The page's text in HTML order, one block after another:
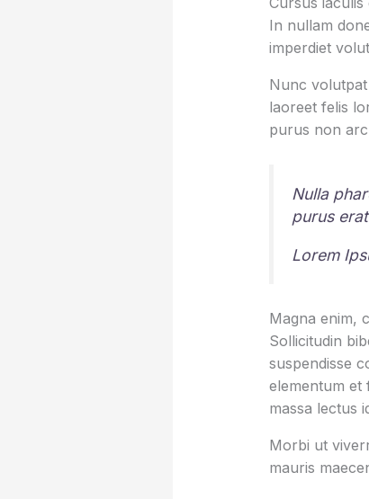
In nullam
imperdiet
Nunc
laoreet felis
purus non
Nulla
purus
Lorem
Magna enim,
Sollicitudin
suspendisse
elementum et
massa lectus
Morbi ut
mauris